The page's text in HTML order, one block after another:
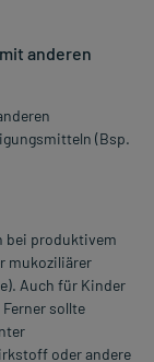
anderen
(Bsp.
bei produktivem
mukoziliärer
Auch für Kinder
sollte
oder andere